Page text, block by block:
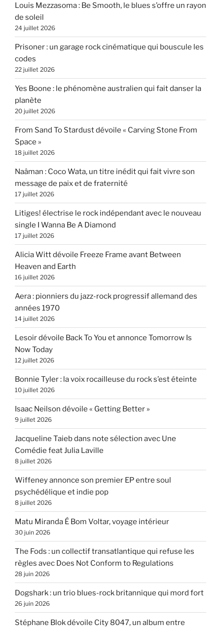
Louis Mezzasoma : Be Smooth, le blues s’offre un rayon
de soleil
24 juillet 2026
Prisoner : un garage rock cinématique qui bouscule les
codes
22 juillet 2026
Yes Boone : le phénomène australien qui fait danser la
planète
20 juillet 2026
From Sand To Stardust dévoile « Carving Stone From
Space »
18 juillet 2026
Naâman : Coco Wata, un titre inédit qui fait vivre son
message de paix et de fraternité
17 juillet 2026
Litiges! électrise le rock indépendant avec le nouveau
single I Wanna Be A Diamond
17 juillet 2026
Alicia Witt dévoile Freeze Frame avant Between
Heaven and Earth
16 juillet 2026
Aera : pionniers du jazz-rock progressif allemand des
années 1970
14 juillet 2026
Lesoir dévoile Back To You et annonce Tomorrow Is
Now Today
12 juillet 2026
Bonnie Tyler : la voix rocailleuse du rock s’est éteinte
10 juillet 2026
Isaac Neilson dévoile « Getting Better »
9 juillet 2026
Jacqueline Taieb dans note sélection avec Une
Comédie feat Julia Laville
8 juillet 2026
Wiffeney annonce son premier EP entre soul
psychédélique et indie pop
8 juillet 2026
Matu Miranda É Bom Voltar, voyage intérieur
30 juin 2026
The Fods : un collectif transatlantique qui refuse les
règles avec Does Not Conform to Regulations
28 juin 2026
Dogshark : un trio blues-rock britannique qui mord fort
26 juin 2026
Stéphane Blok dévoile City 8047, un album entre